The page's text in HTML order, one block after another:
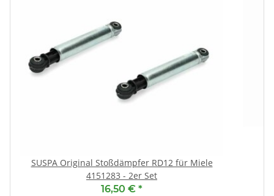
SUSPA Original Stoßdämpfer RD12 für Miele
4151283 - 2er Set
16,50 € *